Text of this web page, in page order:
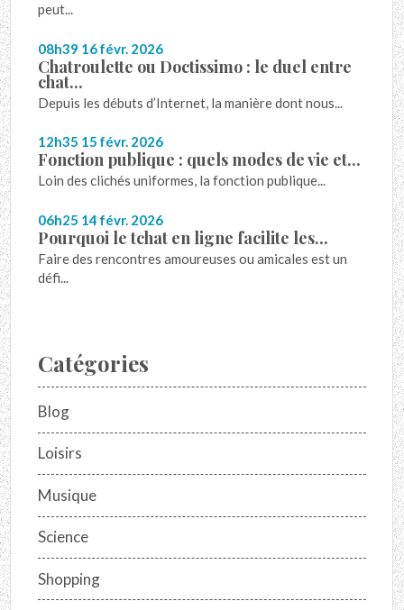
peut...
08h39 16févr. 2026
Chatroulette ou Doctissimo : le duel entre
chat...
Depuis les débuts d’Internet, la manière dont nous...
12h35 15 févr. 2026
Fonction publique : quels modes de vie et...
Loin des clichés uniformes, la fonction publique...
06h25 14 févr. 2026
Pourquoi le tchat en ligne facilite les...
Faire des rencontres amoureuses ou amicales est un
défi...
Catégories
Blog
Loisirs
Musique
Science
Shopping